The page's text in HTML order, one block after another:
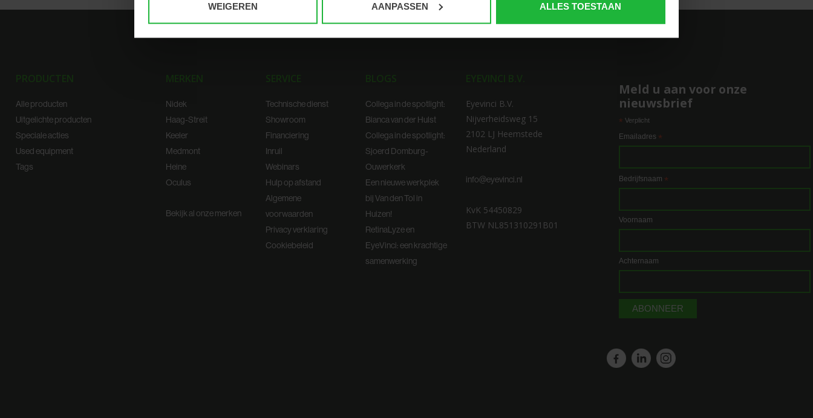
toestemming op elk moment wijzigen of intrekken in de Cookieverklaring.
WEIGEREN AANPASSEN ALLES TOESTAAN
PRODUCTEN
Alle producten
Uitgelichte producten
Speciale acties
Used equipment
Tags
MERKEN
Nidek
Haag-Streit
Keeler
Medmont
Heine
Oculus
Bekijk al onze merken
SERVICE
Technische dienst
Showroom
Financiering
Inruil
Webinars
Hulp op afstand
Algemene
voorwaarden
Privacy verklaring
Cookiebeleid
BLOGS
Collega in de spotlight:
Bianca van der Hulst
Collega in de spotlight:
Sjoerd Domburg-
Ouwerkerk
Een nieuwe werkplek
bij Van den Tol in
Huizen!
RetinaLyze en
EyeVinci: een krachtige
samenwerking
EYEVINCI B.V.
Eyevinci B.V.
Nijverheidsweg 15
2102 LJ Heemstede
Nederland
info@eyevinci.nl
KvK 54450829
BTW NL851310291B01
Meld u aan voor onze
nieuwsbrief
* Verplicht
Emailadres *
Bedrijfsnaam *
Voornaam
Achternaam